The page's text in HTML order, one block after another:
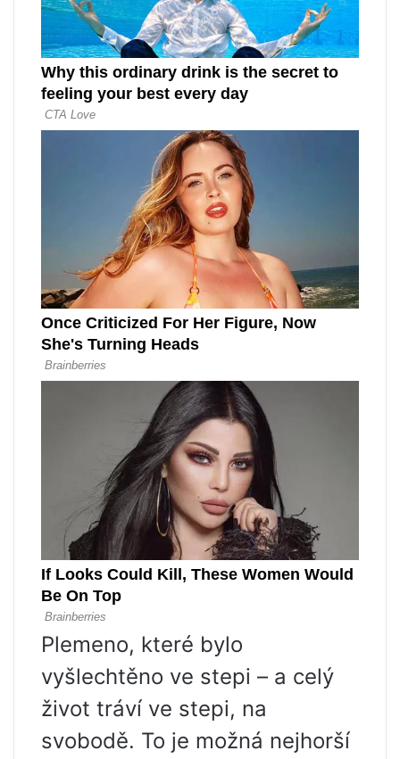
Plemeno, které bylo
vyšlechtěno ve stepi – a celý
život tráví ve stepi, na
svobodě. To je možná nejhorší